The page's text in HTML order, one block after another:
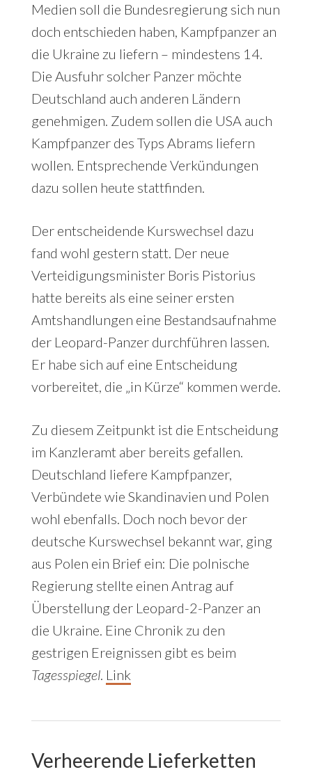
Medien soll die Bundesregierung sich nun
doch entschieden haben, Kampfpanzer an
die Ukraine zu liefern – mindestens 14.
Die Ausfuhr solcher Panzer möchte
Deutschland auch anderen Ländern
genehmigen. Zudem sollen die USA auch
Kampfpanzer des Typs Abrams liefern
wollen. Entsprechende Verkündungen
dazu sollen heute stattfinden.
Der entscheidende Kurswechsel dazu
fand wohl gestern statt. Der neue
Verteidigungsminister Boris Pistorius
hatte bereits als eine seiner ersten
Amtshandlungen eine Bestandsaufnahme
der Leopard-Panzer durchführen lassen.
Er habe sich auf eine Entscheidung
vorbereitet, die „in Kürze“ kommen werde.
Zu diesem Zeitpunkt ist die Entscheidung
im Kanzleramt aber bereits gefallen.
Deutschland liefere Kampfpanzer,
Verbündete wie Skandinavien und Polen
wohl ebenfalls. Doch noch bevor der
deutsche Kurswechsel bekannt war, ging
aus Polen ein Brief ein: Die polnische
Regierung stellte einen Antrag auf
Überstellung der Leopard-2-Panzer an
die Ukraine. Eine Chronik zu den
gestrigen Ereignissen gibt es beim
Tagesspiegel. Link
Verheerende Lieferketten